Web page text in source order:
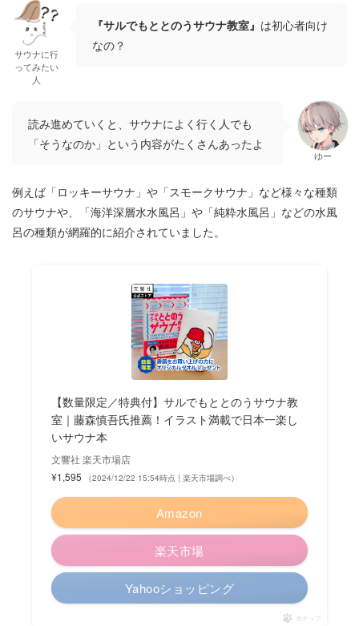
サウナに行
ってみたい
人
『サルでもととのうサウナ教室』 は初心者向け
なの？
読み進めていくと、サウナによく行く人でも
「そうなのか」という内容がたくさんあったよ
ゆー
例えば「ロッキーサウナ」や「スモークサウナ」など様々な種類
のサウナや、「海洋深層水水風呂」や「純粋水風呂」などの水風
呂の種類が網羅的に紹介されていました。
【数量限定／特典付】サルでもととのうサウナ教
室｜藤森慎吾氏推薦！イラスト満載で日本一楽し
いサウナ本
文響社 楽天市場店
¥1,595
（2024/12/22 15:54時点 | 楽天市場調べ）
Amazon
楽天市場
Yahooショッピング
ポチップ